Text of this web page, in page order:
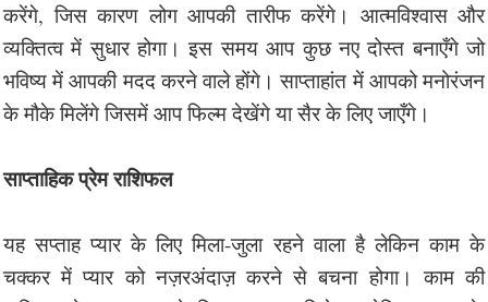
करेंगे, जिस कारण लोग आपकी तारीफ करेंगे। आत्मविश्वास और
व्यक्तित्व में सुधार होगा। इस समय आप कुछ नए दोस्त बनाएँगे जो
भविष्य में आपकी मदद करने वाले होंगे। साप्ताहांत में आपको मनोरंजन
के मौके मिलेंगे जिसमें आप फिल्म देखेंगे या सैर के लिए जाएँगे।
साप्ताहिक प्रेम राशिफल
यह सप्ताह प्यार के लिए मिला-जुला रहने वाला है लेकिन काम के
चक्कर में प्यार को नज़रअंदाज़ करने से बचना होगा। काम की